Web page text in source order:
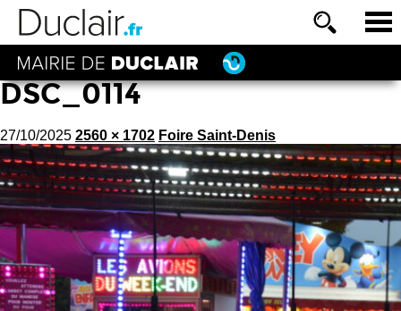
DSC_0114
27/10/2025 2560 × 1702 Foire Saint-Denis